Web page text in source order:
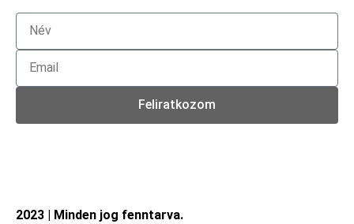
Feliratkozom
2023 | Minden jog fenntarva.